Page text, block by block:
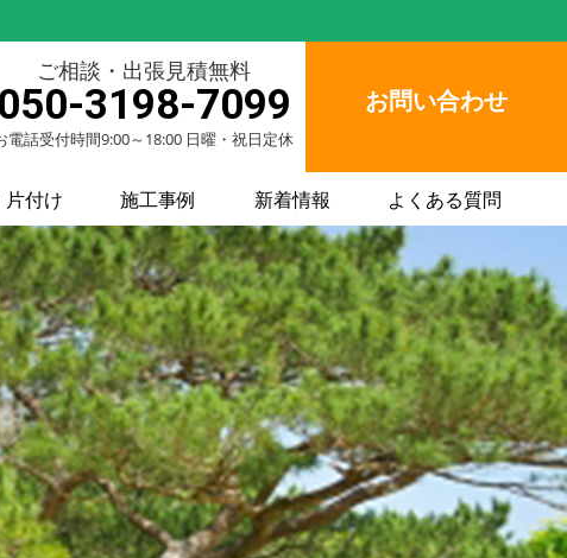
ご相談・出張見積無料
050-3198-7099
電話受付時間9:00～18:00 日曜・祝日定休
お問い合わせ
付け 施工事例 新着情報 よくある質問